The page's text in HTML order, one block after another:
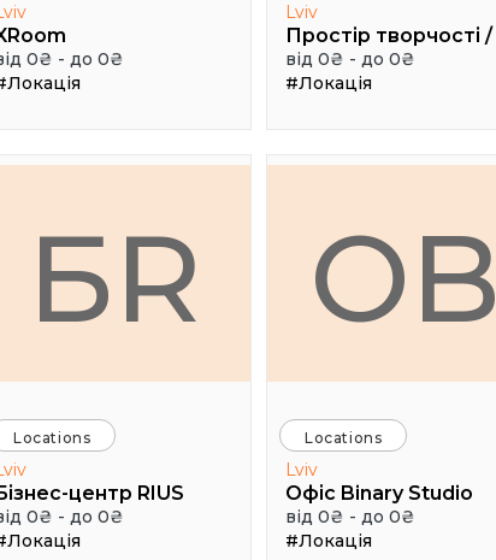
0₴ - до 0₴
Lviv
від 0₴ - до 0₴
#Локація
БR
Locations
Бізнес-центр RIUS
0₴ - до 0₴
ОB
Locations
Lviv
Офіс Binary Studio
від 0₴ - до 0₴
#Локація